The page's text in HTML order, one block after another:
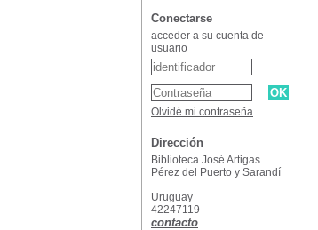
Conectarse
acceder a su cuenta de
usuario
Olvidé mi contraseña
Dirección
Biblioteca José Artigas
Pérez del Puerto y Sarandí
Uruguay
42247119
contacto